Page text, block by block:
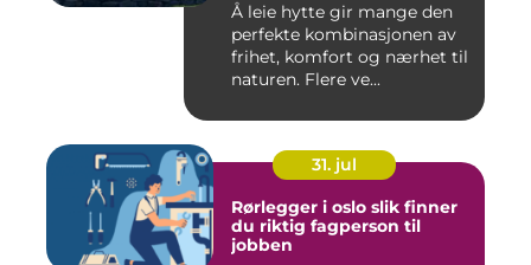
Å leie hytte gir mange den
perfekte kombinasjonen av
frihet, komfort og nærhet til
naturen. Flere ve...
31. jul
Rørlegger i oslo slik finner
du riktig fagperson til
jobben